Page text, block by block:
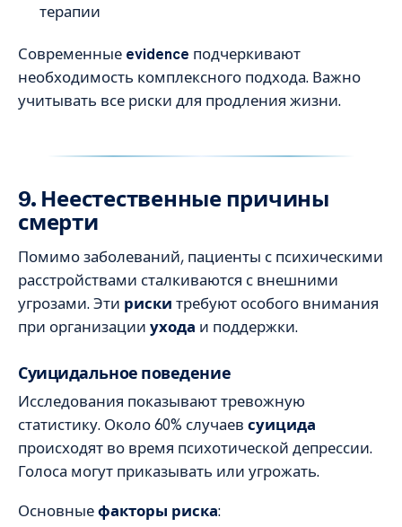
терапии
Современные evidence подчеркивают
необходимость комплексного подхода. Важно
учитывать все риски для продления жизни.
9. Неестественные причины
смерти
Помимо заболеваний, пациенты с психическими
расстройствами сталкиваются с внешними
угрозами. Эти риски требуют особого внимания
при организации ухода и поддержки.
Суицидальное поведение
Исследования показывают тревожную
статистику. Около 60% случаев суицида
происходят во время психотической депрессии.
Голоса могут приказывать или угрожать.
Основныефакторы риска: